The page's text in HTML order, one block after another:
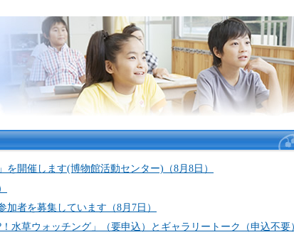
開催します(博物館活動センター)（8月8日）
者を募集しています（8月7日）
水草ウォッチング」（要申込）とギャラリートーク（申込不要